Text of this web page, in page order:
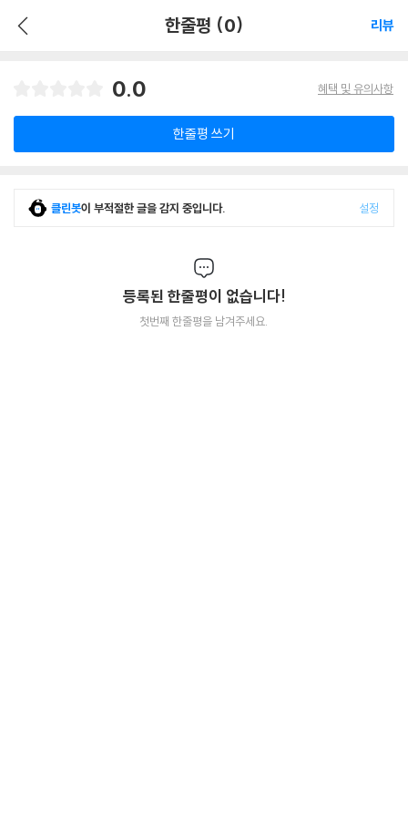
한줄평 (0) 리뷰
0.0 혜택 및 유의사항
한줄평 쓰기
클린봇이 부적절한 글을 감지 중입니다. 설정
등록된 한줄평이 없습니다!
첫번째 한줄평을 남겨주세요.